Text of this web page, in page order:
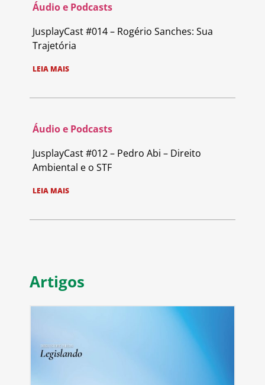
Áudio e Podcasts
JusplayCast #014 – Rogério Sanches: Sua
Trajetória
LEIA MAIS
Áudio e Podcasts
JusplayCast #012 – Pedro Abi – Direito
Ambiental e o STF
LEIA MAIS
Artigos